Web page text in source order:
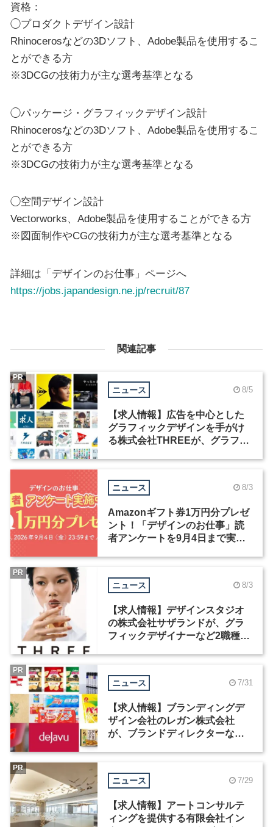
資格：
◯プロダクトデザイン設計
Rhinocerosなどの3Dソフト、Adobe製品を使用するこ
とができる方
※3DCGの技術力が主な選考基準となる
◯パッケージ・グラフィックデザイン設計
Rhinocerosなどの3Dソフト、Adobe製品を使用するこ
とができる方
※3DCGの技術力が主な選考基準となる
◯空間デザイン設計
Vectorworks、Adobe製品を使用することができる方
※図面制作やCGの技術力が主な選考基準となる
詳細は「デザインのお仕事」ページへ
https://jobs.japandesign.ne.jp/recruit/87
関連記事
ニュース 8/5
【求人情報】広告を中心とした
グラフィックデザインを手がけ
る株式会社THREEが、グラフィ
PR
ニュース 8/3
Amazonギフト券1万円分プレゼ
ント！「デザインのお仕事」読
者アンケートを9月4日まで実施
ニュース 8/3
【求人情報】デザインスタジオ
の株式会社サザランドが、グラ
フィックデザイナーなど2職種を
PR
ニュース 7/31
【求人情報】ブランディングデ
ザイン会社のレガン株式会社
が、ブランドディレクターなど3
PR
ニュース 7/29
【求人情報】アートコンサルテ
ィングを提供する有限会社イン
PR